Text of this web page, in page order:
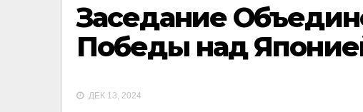
Заседание
Победы над
ДЕК 13, 2024